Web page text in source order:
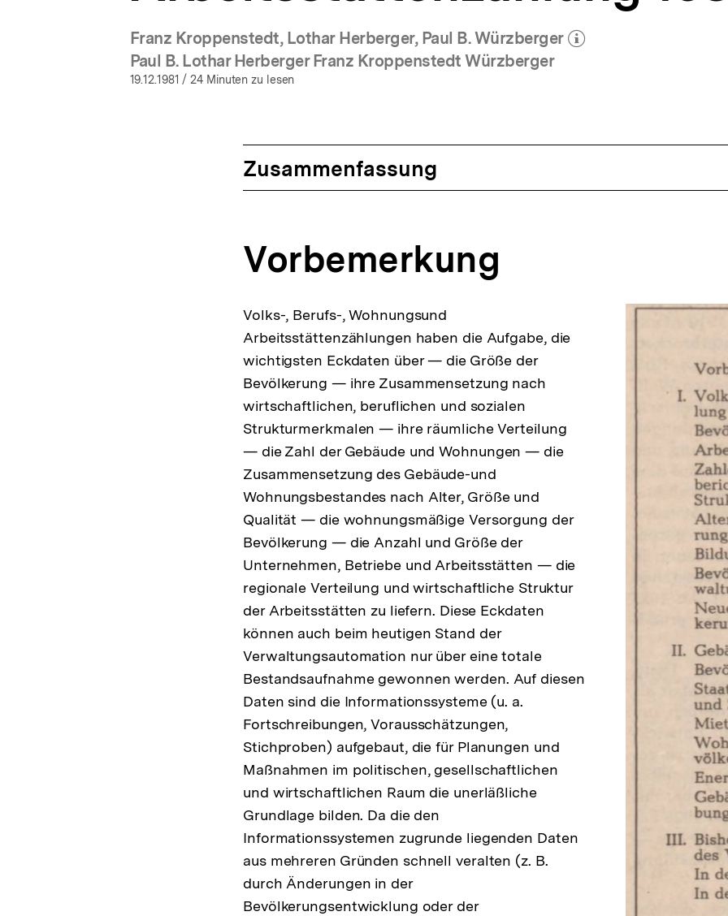
Franz Kroppenstedt, Lothar Herberger, Paul B. Würzberger
(Mehr zum Autor)
Paul B. Lothar Herberger Franz Kroppenstedt Würzberger
19.12.1981 / 24 Minuten zu lesen
Zusammenfassung
Vorbemerkung
Volks-, Berufs-, Wohnungsund
Arbeitsstättenzählungen haben die Aufgabe, die
wichtigsten Eckdaten über — die Größe der
Bevölkerung — ihre Zusammensetzung nach
wirtschaftlichen, beruflichen und sozialen
Strukturmerkmalen — ihre räumliche Verteilung
— die Zahl der Gebäude und Wohnungen — die
Zusammensetzung des Gebäude-und
Wohnungsbestandes nach Alter, Größe und
Qualität — die wohnungsmäßige Versorgung der
Bevölkerung — die Anzahl und Größe der
Unternehmen, Betriebe und Arbeitsstätten — die
regionale Verteilung und wirtschaftliche Struktur
der Arbeitsstätten zu liefern. Diese Eckdaten
können auch beim heutigen Stand der
Verwaltungsautomation nur über eine totale
Bestandsaufnahme gewonnen werden. Auf diesen
Daten sind die Informationssysteme (u. a.
Fortschreibungen, Vorausschätzungen,
Stichproben) aufgebaut, die für Planungen und
Maßnahmen im politischen, gesellschaftlichen
und wirtschaftlichen Raum die unerläßliche
Grundlage bilden. Da die den
Informationssystemen zugrunde liegenden Daten
aus mehreren Gründen schnell veralten (z. B.
durch Änderungen in der
Bevölkerungsentwicklung oder der